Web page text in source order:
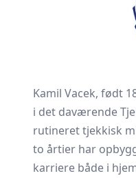
Kamil Vacek, født
i det daværende
rutineret tjekkisk
to årtier har
karriere både i